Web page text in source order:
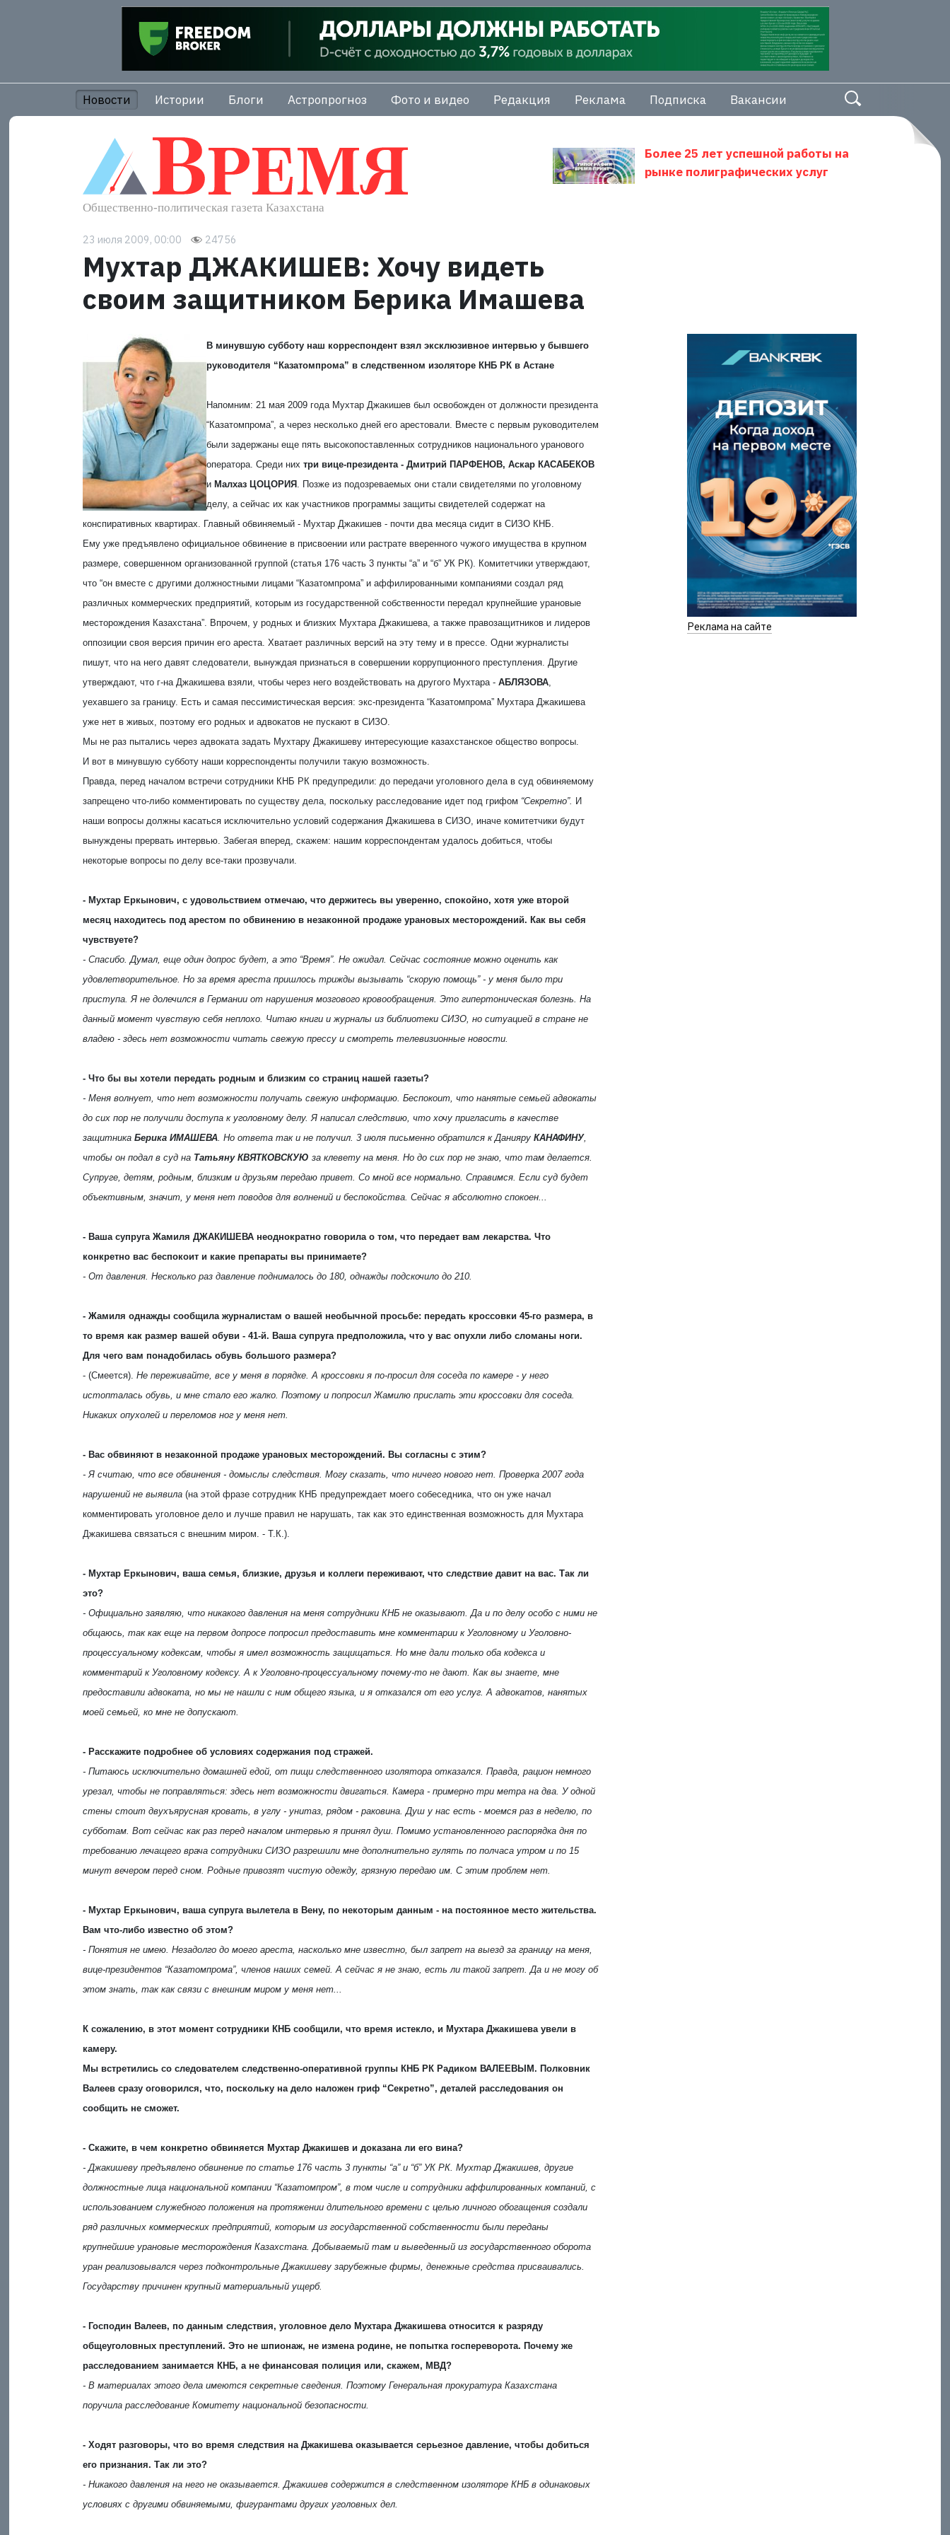
Новости Истории Блоги Астропрогноз Фото и видео Редакция Реклама Подписка Вакансии
Более 25 лет успешной работы на
рынке полиграфических услуг
23 июля 2009, 00:00 24756
Мухтар ДЖАКИШЕВ: Хочу видеть
своим защитником Берика Имашева
В минувшую субботу наш корреспондент взял эксклюзивное интервью у бывшего
руководителя “Казатомпрома” в следственном изоляторе КНБ РК в Астане
Напомним: 21 мая 2009 года Мухтар Джакишев был освобожден от должности президента
“Казатомпрома”, а через несколько дней его арестовали. Вместе с первым руководителем
были задержаны еще пять высокопоставленных сотрудников национального уранового
оператора. Среди них три вице-президента - Дмитрий ПАРФЕНОВ, Аскар КАСАБЕКОВ
и Малхаз ЦОЦОРИЯ
. Позже из подозреваемых они стали свидетелями по уголовному
делу, а сейчас их как участников программы защиты свидетелей содержат на
конспиративных квартирах. Главный обвиняемый - Мухтар Джакишев - почти два месяца сидит в СИЗО КНБ.
Ему уже предъявлено официальное обвинение в присвоении или растрате вверенного чужого имущества в крупном
размере, совершенном организованной группой (статья 176 часть 3 пункты “а” и “б” УК РК). Комитетчики утверждают,
что “он вместе с другими должностными лицами “Казатомпрома” и аффилированными компаниями создал ряд
различных коммерческих предприятий, которым из государственной собственности передал крупнейшие урановые
месторождения Казахстана”. Впрочем, у родных и близких Мухтара Джакишева, а также правозащитников и лидеров
оппозиции своя версия причин его ареста. Хватает различных версий на эту тему и в прессе. Одни журналисты
пишут, что на него давят следователи, вынуждая признаться в совершении коррупционного преступления. Другие
утверждают, что г-на Джакишева взяли, чтобы через него воздействовать на другого Мухтара - АБЛЯЗОВА,
уехавшего за границу. Есть и самая пессимистическая версия: экс-президента “Казатомпрома” Мухтара Джакишева
уже нет в живых, поэтому его родных и адвокатов не пускают в СИЗО.
Мы не раз пытались через адвоката задать Мухтару Джакишеву интересующие казахстанское общество вопросы.
И вот в минувшую субботу наши корреспонденты получили такую возможность.
Правда, перед началом встречи сотрудники КНБ РК предупредили: до передачи уголовного дела в суд обвиняемому
запрещено что-либо комментировать по существу дела, поскольку расследование идет под грифом “Секретно”. И
наши вопросы должны касаться исключительно условий содержания Джакишева в СИЗО, иначе комитетчики будут
вынуждены прервать интервью. Забегая вперед, скажем: нашим корреспондентам удалось добиться, чтобы
некоторые вопросы по делу все-таки прозвучали.
- Мухтар Еркынович, с удовольствием отмечаю, что держитесь вы уверенно, спокойно, хотя уже второй
месяц находитесь под арестом по обвинению в незаконной продаже урановых месторождений. Как вы себя
чувствуете?
- Спасибо. Думал, еще один допрос будет, а это “Время”. Не ожидал. Сейчас состояние можно оценить как
удовлетворительное. Но за время ареста пришлось трижды вызывать “скорую помощь” - у меня было три
приступа. Я не долечился в Германии от нарушения мозгового кровообращения. Это гипертоническая болезнь. На
данный момент чувствую себя неплохо. Читаю книги и журналы из библиотеки СИЗО, но ситуацией в стране не
владею - здесь нет возможности читать свежую прессу и смотреть телевизионные новости.
- Что бы вы хотели передать родным и близким со страниц нашей газеты?
- Меня волнует, что нет возможности получать свежую информацию. Беспокоит, что нанятые семьей адвокаты
до сих пор не получили доступа к уголовному делу. Я написал следствию, что хочу пригласить в качестве
защитника Берика ИМАШЕВА. Но ответа так и не получил. 3 июля письменно обратился к Данияру КАНАФИНУ,
чтобы он подал в суд на Татьяну КВЯТКОВСКУЮ за клевету на меня. Но до сих пор не знаю, что там делается.
Супруге, детям, родным, близким и друзьям передаю привет. Со мной все нормально. Справимся. Если суд будет
объективным, значит, у меня нет поводов для волнений и беспокойства. Сейчас я абсолютно спокоен...
- Ваша супруга Жамиля ДЖАКИШЕВА неоднократно говорила о том, что передает вам лекар­ства. Что
конкретно вас беспокоит и какие препараты вы принимаете?
- От давления. Несколько раз давление поднималось до 180, однажды подскочило до 210.
- Жамиля однажды сообщила журналистам о вашей необычной просьбе: передать кроссовки 45-го размера, в
то время как размер вашей обуви - 41-й. Ваша супруга предположила, что у вас опухли либо сломаны ноги.
Для чего вам понадобилась обувь большого размера?
- (Смеется). Не переживайте, все у меня в порядке. А кроссовки я по-просил для соседа по камере - у него
истопталась обувь, и мне стало его жалко. Поэтому и попросил Жамилю прислать эти кроссовки для соседа.
Никаких опухолей и переломов ног у меня нет.
- Вас обвиняют в незаконной продаже урановых месторождений. Вы согласны с этим?
- Я считаю, что все обвинения - домыслы следствия. Могу сказать, что ничего нового нет. Проверка 2007 года
нарушений не выявила(на этой фразе сотрудник КНБ предупреждает моего собеседника, что он уже начал
комментировать уголовное дело и лучше правил не нарушать, так как это един­ственная возможность для Мухтара
Джакишева связаться с внешним миром. - Т.К.).
- Мухтар Еркынович, ваша семья, близкие, друзья и коллеги переживают, что следствие давит на вас. Так ли
это?
- Официально заявляю, что никакого давления на меня сотрудники КНБ не оказывают. Да и по делу особо с ними не
общаюсь, так как еще на первом допросе попросил предоставить мне комментарии к Уголовному и Уголовно-
процессуальному кодексам, чтобы я имел возможность защищаться. Но мне дали только оба кодекса и
комментарий к Уголовному кодексу. А к Уголовно-процессуальному почему-то не дают. Как вы знаете, мне
предоставили адвоката, но мы не нашли с ним общего языка, и я отказался от его услуг. А адвокатов, нанятых
моей семьей, ко мне не допускают.
- Расскажите подробнее об условиях содержания под стражей.
- Питаюсь исключительно домашней едой, от пищи следственного изолятора отказался. Правда, рацион немного
урезал, чтобы не поправляться: здесь нет возможности двигаться. Камера - примерно три метра на два. У одной
стены стоит двухъярусная кровать, в углу - унитаз, рядом - раковина. Душ у нас есть - моемся раз в неделю, по
субботам. Вот сейчас как раз перед началом интервью я принял душ. Помимо установленного распорядка дня по
требованию лечащего врача сотрудники СИЗО разрешили мне дополнительно гулять по полчаса утром и по 15
минут вечером перед сном. Родные привозят чистую одежду, грязную передаю им. С этим проблем нет.
- Мухтар Еркынович, ваша супруга вылетела в Вену, по некоторым данным - на постоянное место жительства.
Вам что-либо известно об этом?
- Понятия не имею. Незадолго до моего ареста, насколько мне изве­стно, был запрет на выезд за границу на меня,
вице-президентов “Каз­атомпрома”, членов наших семей. А сейчас я не знаю, есть ли такой запрет. Да и не могу об
этом знать, так как связи с внешним миром у меня нет...
К сожалению, в этот момент сотрудники КНБ сообщили, что время истекло, и Мухтара Джакишева увели в
камеру.
Мы встретились со следователем следственно-оперативной группы КНБ РК Радиком ВАЛЕЕВЫМ. Полковник
Валеев сразу оговорился, что, поскольку на дело наложен гриф “Секретно”, деталей расследования он
сообщить не сможет.
- Скажите, в чем конкретно обвиняется Мухтар Джакишев и доказана ли его вина?
- Джакишеву предъявлено обвинение по статье 176 часть 3 пункты “а” и “б” УК РК. Мухтар Джакишев, другие
должностные лица национальной компании “Каз­атомпром”, в том числе и сотрудники аффилированных компаний, с
использованием служебного положения на протяжении длительного времени с целью личного обогащения создали
ряд различных коммерческих предприятий, которым из государственной собственности были переданы
крупнейшие урановые месторождения Казахстана. Добываемый там и выведенный из государственного оборота
уран реализовывался через подконтрольные Джакишеву зарубежные фирмы, денежные средства присваивались.
Государству причинен крупный материальный ущерб.
- Господин Валеев, по данным следствия, уголовное дело Мухтара Джакишева относится к разряду
общеуголовных преступлений. Это не шпионаж, не измена родине, не попытка госпереворота. Почему же
расследованием занимается КНБ, а не финансовая полиция или, скажем, МВД?
- В материалах этого дела имеются секретные сведения. Поэтому Генеральная прокуратура Казахстана
поручила расследование Комитету национальной безопасности.
- Ходят разговоры, что во время следствия на Джакишева оказывается серьезное давление, чтобы добиться
его признания. Так ли это?
- Никакого давления на него не оказывается. Джакишев содержится в следственном изоляторе КНБ в одинаковых
условиях с другими обвиняемыми, фигурантами других уголовных дел.
Реклама на сайте